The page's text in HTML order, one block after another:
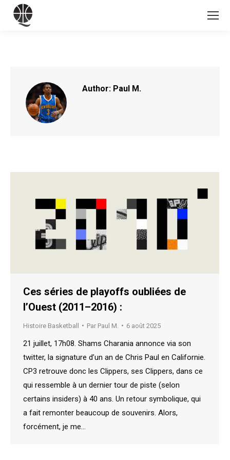
Author: Paul M.
Ces séries de playoffs oubliées de
l’Ouest (2011–2016) :
Histoire Basketball Par Paul M. 6 août 2025
21 juillet, 17h08. Shams Charania annonce via son
twitter, la signature d’un an de Chris Paul en Californie.
CP3 retrouve donc les Clippers, ses Clippers, dans ce
qui ressemble à un dernier tour de piste (selon
certains insiders) à 40 ans. Un retour symbolique, qui
a fait remonter beaucoup de souvenirs. Alors,
forcément, je me…